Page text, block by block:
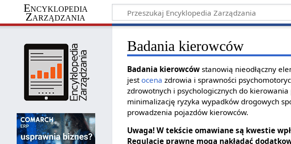
Encyklopedia
Zarządzania
Badania kierowców
Badania kierowców stanowią nieodłączny
jestocena zdrowia i sprawności
zdrowotnych i psychologicznych do
minimalizację ryzyka wypadków drogowych
prowadzenia pojazdów kierowców.
Uwaga! W tekście omawiane są kwestie
Regulacje prawne mogą nakładać